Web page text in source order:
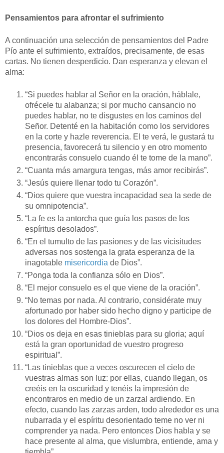
Pensamientos para afrontar el sufrimiento
A continuación una selección de pensamientos del Padre
Pío ante el sufrimiento, extraídos, precisamente, de esas
cartas. No tienen desperdicio. Dan esperanza y elevan el
alma:
“Si puedes hablar al Señor en la oración, háblale,
ofrécele tu alabanza; si por mucho cansancio no
puedes hablar, no te disgustes en los caminos del
Señor. Detenté en la habitación como los servidores
en la corte y hazle reverencia. El te verá, le gustará tu
presencia, favorecerá tu silencio y en otro momento
encontrarás consuelo cuando él te tome de la mano”.
“Cuanta más amargura tengas, más amor recibirás”.
“Jesús quiere llenar todo tu Corazón”.
“Dios quiere que vuestra incapacidad sea la sede de
su omnipotencia”.
“La fe es la antorcha que guía los pasos de los
espíritus desolados”.
“En el tumulto de las pasiones y de las vicisitudes
adversas nos sostenga la grata esperanza de la
inagotable misericordia de Dios”.
“Ponga toda la confianza sólo en Dios”.
“El mejor consuelo es el que viene de la oración”.
“No temas por nada. Al contrario, considérate muy
afortunado por haber sido hecho digno y participe de
los dolores del Hombre-Dios”.
“Dios os deja en esas tinieblas para su gloria; aquí
está la gran oportunidad de vuestro progreso
espiritual”.
“Las tinieblas que a veces oscurecen el cielo de
vuestras almas son luz: por ellas, cuando llegan, os
creéis en la oscuridad y tenéis la impresión de
encontraros en medio de un zarzal ardiendo. En
efecto, cuando las zarzas arden, todo alrededor es una
nubarrada y el espíritu desorientado teme no ver ni
comprender ya nada. Pero entonces Dios habla y se
hace presente al alma, que vislumbra, entiende, ama y